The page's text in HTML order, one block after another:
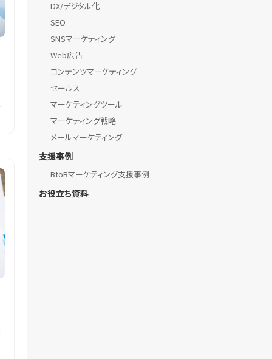
DX/デジタル化
SEO
SNSマーケティング
Web広告
コンテンツマーケティング
セールス
マーケティングツール
マーケティング戦略
メールマーケティング
支援事例
BtoBマーケティング支援事例
お役立ち資料